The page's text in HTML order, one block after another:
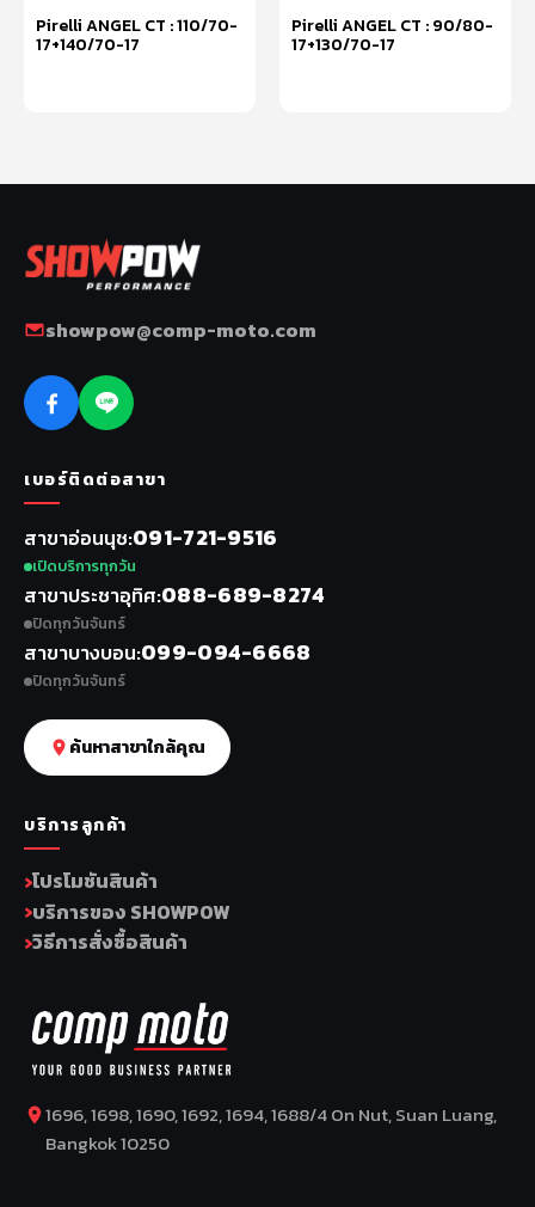
Pirelli ANGEL CT : 110/70-
17+140/70-17
Pirelli ANGEL CT : 90/80-
17+130/70-17
showpow@comp-moto.com
เบอร์ติดต่อสาขา
สาขาอ่อนนุช 091-721-9516
เปิดบริการทุกวัน
สาขาประชาอุทิศ 088-689-8274
ปิดทุกวันจันทร์
สาขาบางบอน 099-094-6668
ปิดทุกวันจันทร์
ค้นหาสาขาใกล้คุณ
บริการลูกค้า
โปรโมชันสินค้า
บริการของ SHOWPOW
วิธีการสั่งซื้อสินค้า
1696, 1698, 1690, 1692, 1694, 1688/4 On Nut, Suan Luang,
Bangkok 10250